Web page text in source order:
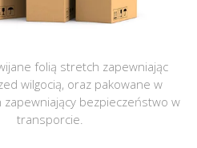
folią stretch zapewniając
wilgocią, oraz pakowane w
zapewniający bezpieczeństwo w
transporcie.